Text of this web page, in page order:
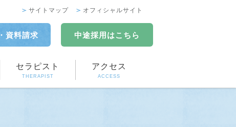
・資料請求 中途採用 はこちら
セラピスト
THERAPIST
アクセス
ACCESS
サイトマップ オフィシャルサイト